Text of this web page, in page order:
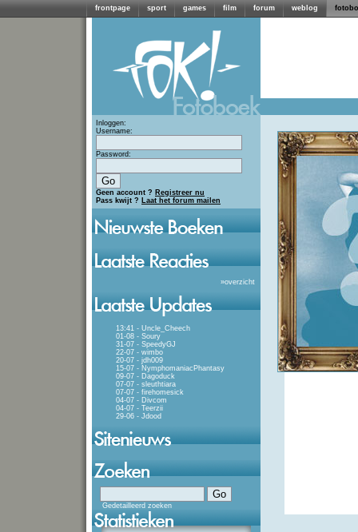
frontpage sport games film forum weblog
Inloggen:
Username:
Password:
Geen account ? Registreer nu
Pass kwijt ? Laat het forum mailen
»overzicht
13:41 - Uncle_Cheech
01-08 - Soury
31-07 - SpeedyGJ
22-07 - wimbo
20-07 - jdh009
15-07 - NymphomaniacPhantasy
09-07 - Dagoduck
07-07 - sleuthtiara
07-07 - firehomesick
04-07 - Divcom
04-07 - Teerzii
29-06 - Jdood
Gedetailleerd zoeken